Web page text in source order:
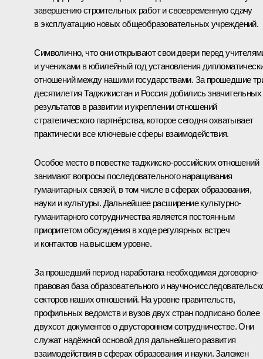
завершению строительных работ и своевременную сдачу
в эксплуатацию новых общеобразовательных учреждений.
Символично, что они открывают свои двери перед
и учениками в юбилейный год установления
отношений между нашими государствами. За прошедшие
десятилетия Таджикистан и Россия добились значительных
результатов в развитии и укреплении отношений
стратегического партнёрства, которое сегодня охватывает
практически все ключевые сферы взаимодействия.
Особое место в повестке таджикско-российских отношений
занимают вопросы последовательного наращивания
гуманитарных связей, в том числе в сферах образования,
науки и культуры. Дальнейшее расширение культурно-
гуманитарного сотрудничества является постоянным
приоритетом обсуждения в ходе регулярных встреч
и контактов на высшем уровне.
За прошедший период наработана необходимая договорно-
правовая база образовательного и научно-
секторов наших отношений. На уровне правительств,
профильных ведомств и вузов двух стран подписано более
двухсот документов о двустороннем сотрудничестве. Они
служат надёжной основой для дальнейшего развития
взаимодействия в сферах образования и науки. Заложен